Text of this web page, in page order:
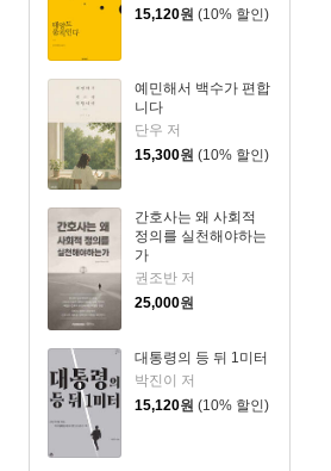
15,120원 (10% 할인)
예민해서 백수가 편합
니다
단우 저
15,300원 (10% 할인)
간호사는 왜 사회적
정의를 실천해야하는
가
권조반 저
25,000원
대통령의 등 뒤 1미터
박진이 저
15,120원 (10% 할인)